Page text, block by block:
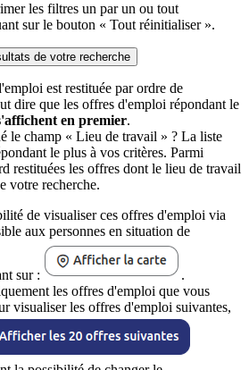
les filtres un par un ou tout
sur le bouton « Tout réinitialiser ».
de votre recherche
est restituée par ordre de
dire que les offres d'emploi répondant le
en premier.
le champ « Lieu de travail » ? La liste
le plus à vos critères. Parmi
restituées les offres dont le lieu de travail
votre recherche.
de visualiser ces offres d'emploi via
aux personnes en situation de
sur :
.
les offres d'emploi que vous
visualiser les offres d'emploi suivantes,